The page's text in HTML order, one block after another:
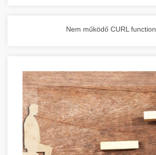
Nem működő CURL function.